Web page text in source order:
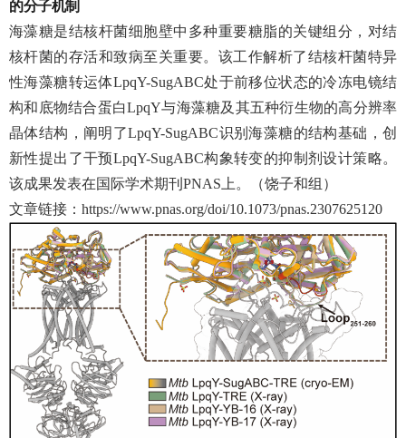
的分子机制
海藻糖是结核杆菌细胞壁中多种重要糖脂的关键组分，对结
核杆菌的存活和致病至关重要。该工作解析了结核杆菌特异
性海藻糖转运体LpqY-SugABC处于前移位状态的冷冻电镜结
构和底物结合蛋白LpqY与海藻糖及其五种衍生物的高分辨率
晶体结构，阐明了LpqY-SugABC识别海藻糖的结构基础，创
新性提出了干预LpqY-SugABC构象转变的抑制剂设计策略。
该成果发表在国际学术期刊 PNAS 上。（饶子和组）
文章链接： https://www.pnas.org/doi/10.1073/pnas.2307625120